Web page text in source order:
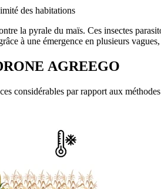
des habitations
la pyrale du maïs. Ces insectes
à une émergence en plusieurs
AGREEGO
considérables par rapport aux